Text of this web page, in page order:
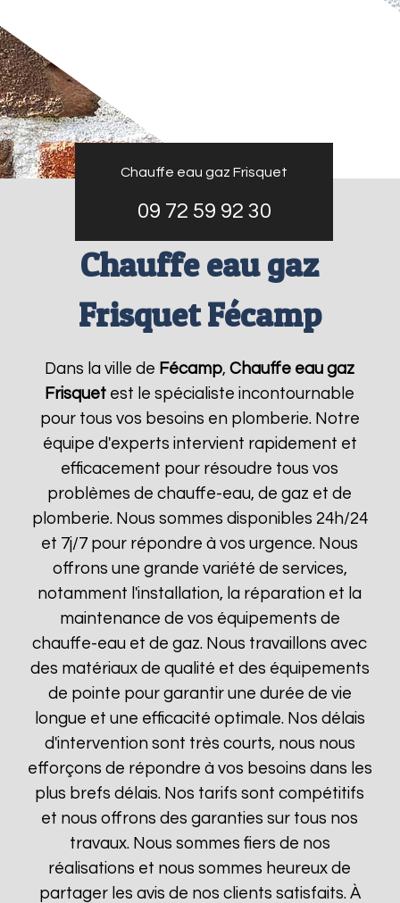
Chauffe eau gaz Frisquet
09 72 59 92 30
Chauffe eau gaz
Frisquet Fécamp
Dans la ville de Fécamp,Chauffe eau gaz
Frisquet est le spécialiste incontournable
pour tous vos besoins en plomberie. Notre
équipe d'experts intervient rapidement et
efficacement pour résoudre tous vos
problèmes de chauffe-eau, de gaz et de
plomberie. Nous sommes disponibles 24h/24
et 7j/7 pour répondre à vos urgence. Nous
offrons une grande variété de services,
notamment l'installation, la réparation et la
maintenance de vos équipements de
chauffe-eau et de gaz. Nous travaillons avec
des matériaux de qualité et des équipements
de pointe pour garantir une durée de vie
longue et une efficacité optimale. Nos délais
d'intervention sont très courts, nous nous
efforçons de répondre à vos besoins dans les
plus brefs délais. Nos tarifs sont compétitifs
et nous offrons des garanties sur tous nos
travaux. Nous sommes fiers de nos
réalisations et nous sommes heureux de
partager les avis de nos clients satisfaits. À